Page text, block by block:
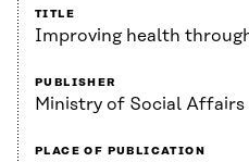
TITLE
Improving health
PUBLISHER
Ministry of Social Affairs
PLACE OF PUBLICATION